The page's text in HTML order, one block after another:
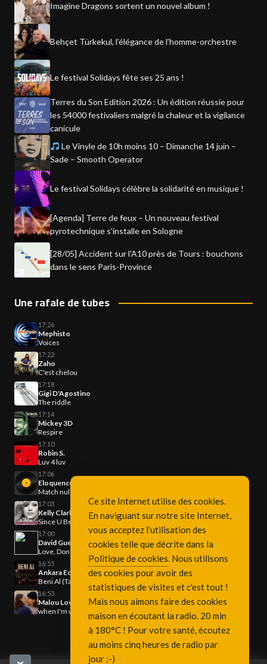
Imagine Dragons sortent un nouvel album !
Behçet Türkekul, l’élégance de l’homme-orchestre
Le festival Solidays fête ses 25 ans !
Terres du Son Edition 2026 : Un édition réussie pour
les 54000 festivaliers malgré la chaleur et la vigilance
canicule
Le Vinyle de 10h moins 10 – Dimanche 14 juin –
Sade – Smooth Operator
Le festival Solidays célèbre la solidarité en musique !
[Agenda] Terre de feux – Un nouveau festival
pyrotechnique s'installe en Sologne
[28/05] Accident sur l'A10 près de Tours : bouchons
dans le sens Paris-Province
Une rafale de tubes
17:26
Mephisto
Voices
17:22
Zaho
C'est chelou
17:18
Gigi D'Agostino
The riddle
17:14
Mickey 3D
Respire
17:10
Robin S.
Luv 4 luv
17:06
Eloquence & Kayliah
Match nul
17:03
Kelly Clarkson
Since U Been Gone
17:00
David Guetta & Chris Willis
Love, Don't Let Me Go
16:55
Ankara Echoes, Kürşad Kahraman
Beni Al (Ta Ki Seni Görene Kadar) (Afro House Remix)
16:53
Malou Lovis
when I'm with you
Ce site Internet utilise des cookies.
En naviguant sur notre site Internet,
vous acceptez l'utilisation des
cookies telle que décrite dans la
Politique de cookies. Nous utilisons
des cookies pour avoir des
statistiques de visites et c'est tout !
Mais nous aimons faire des cookies
maison en écoutant la radio. 20 min
à 180°C ! Pour votre santé, écoutez
au moins cinq heures de radio par
jour ;-)